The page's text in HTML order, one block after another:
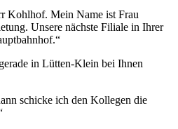
Kohlhof. Mein Name ist Frau
Unsere nächste Filiale in Ihrer
in Lütten-Klein bei Ihnen
schicke ich den Kollegen die